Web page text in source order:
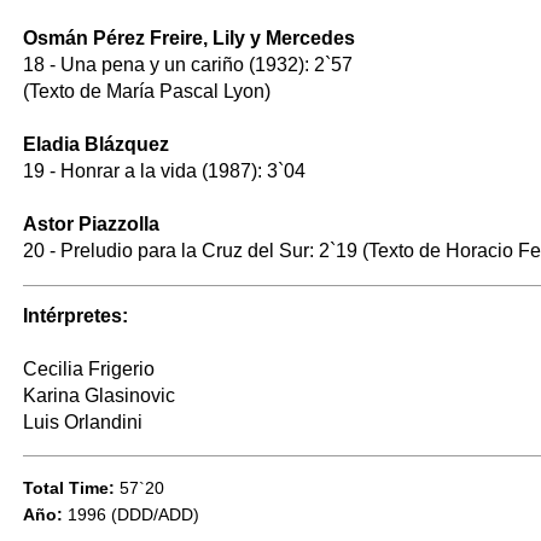
Osmán Pérez Freire, Lily y Mercedes
18 - Una pena y un cariño (1932): 2`57
(Texto de María Pascal Lyon)
Eladia Blázquez
19 - Honrar a la vida (1987): 3`04
Astor Piazzolla
20 - Preludio para la Cruz del Sur: 2`19 (Texto de Horacio
Intérpretes:
Cecilia Frigerio
Karina Glasinovic
Luis Orlandini
Total Time: 57`20
Año: 1996 (DDD/ADD)